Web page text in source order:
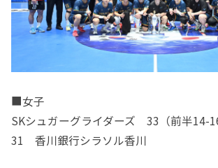
■女子
SKシュガーグライダーズ 33（前半14-
31 香川銀行シラソル香川